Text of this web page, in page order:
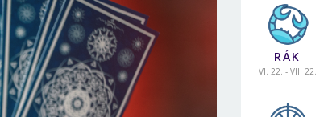
RÁK
VI. 22. - VII. 22.